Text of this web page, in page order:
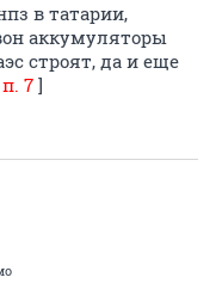
в татарии,
аккумуляторы
строят, да и еще
п. 7 ]